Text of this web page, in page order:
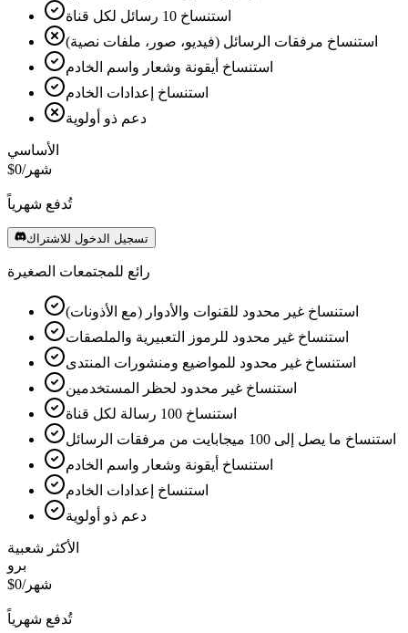
استنساخ 10 رسائل لكل قناة
استنساخ مرفقات الرسائل (فيديو، صور، ملفات نصية)
استنساخ أيقونة وشعار واسم الخادم
استنساخ إعدادات الخادم
دعم ذو أولوية
الأساسي
$0 /شهر
تُدفع شهرياً
تسجيل الدخول للاشتراك
رائع للمجتمعات الصغيرة
استنساخ غير محدود للقنوات والأدوار (مع الأذونات)
استنساخ غير محدود للرموز التعبيرية والملصقات
استنساخ غير محدود للمواضيع ومنشورات المنتدى
استنساخ غير محدود لحظر المستخدمين
استنساخ 100 رسالة لكل قناة
استنساخ ما يصل إلى 100 ميجابايت من مرفقات الرسائل
استنساخ أيقونة وشعار واسم الخادم
استنساخ إعدادات الخادم
دعم ذو أولوية
الأكثر شعبية
برو
$0 /شهر
تُدفع شهرياً